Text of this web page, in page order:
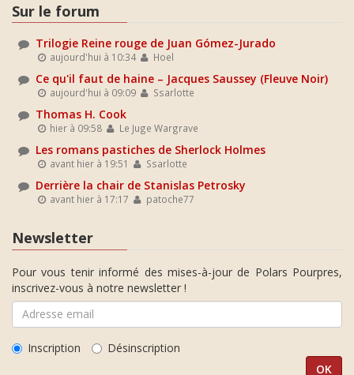
Sur le forum
Trilogie Reine rouge de Juan Gómez-Jurado
aujourd'hui à 10:34 Hoel
Ce qu'il faut de haine – Jacques Saussey (Fleuve Noir)
aujourd'hui à 09:09 Ssarlotte
Thomas H. Cook
hier à 09:58 Le Juge Wargrave
Les romans pastiches de Sherlock Holmes
avant hier à 19:51 Ssarlotte
Derrière la chair de Stanislas Petrosky
avant hier à 17:17 patoche77
Newsletter
Pour vous tenir informé des mises-à-jour de Polars Pourpres,
inscrivez-vous à notre newsletter !
Inscription Désinscription